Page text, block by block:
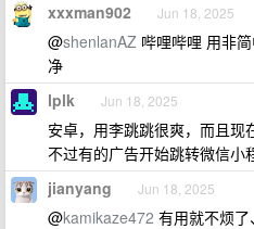
xxxman902 Jun 18, 2025
@shenlanAZ 哔哩哔哩 用非
净
lplk Jun 18, 2025
安卓，用李跳跳很爽，而且现
不过有的广告开始跳转微信小
jianyang Jun 18, 2025
@kamikaze472 有用就不烦